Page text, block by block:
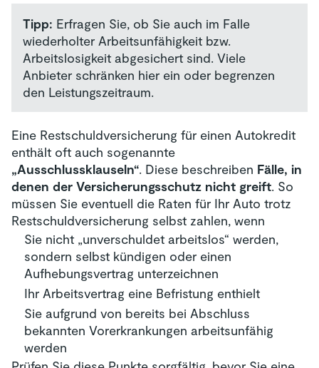
Tipp: Erfragen Sie, ob Sie auch im Falle
wiederholter Arbeitsunfähigkeit bzw.
Arbeitslosigkeit abgesichert sind. Viele
Anbieter schränken hier ein oder begrenzen
den Leistungszeitraum.
Eine Restschuldversicherung für einen Autokredit
enthält oft auch sogenannte
„Ausschlussklauseln“. Diese beschreiben Fälle, in
denen der Versicherungsschutz nicht greift. So
müssen Sie eventuell die Raten für Ihr Auto trotz
Restschuldversicherung selbst zahlen, wenn
Sie nicht „unverschuldet arbeitslos“ werden,
sondern selbst kündigen oder einen
Aufhebungsvertrag unterzeichnen
Ihr Arbeitsvertrag eine Befristung enthielt
Sie aufgrund von bereits bei Abschluss
bekannten Vorerkrankungen arbeitsunfähig
werden